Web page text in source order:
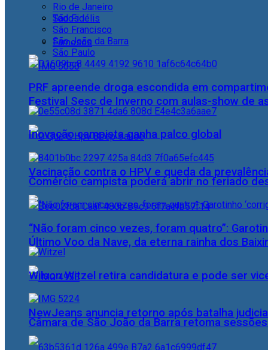
Todos
Famosos
Festival Sesc de Inverno com aulas-show de
Vacinação contra o HPV e queda da
Último Voo da Nave, da eterna rainha dos
NewJeans anuncia retorno após batalha
Rio de Janeiro
São Fidélis
São Francisco
São João da Barra
São Paulo
PRF apreende droga escondida em
Inovação campista ganha palco global
Comércio campista poderá abrir no feriado
“Não foram cinco vezes, foram quatro”:
Wilson Witzel retira candidatura e pode ser
Câmara de São João da Barra retoma